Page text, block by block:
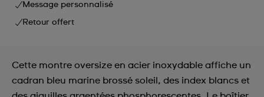
Message personnalisé
Retour offert
Cette montre oversize en acier inoxydable affiche un
cadran bleu marine brossé soleil, des index blancs et